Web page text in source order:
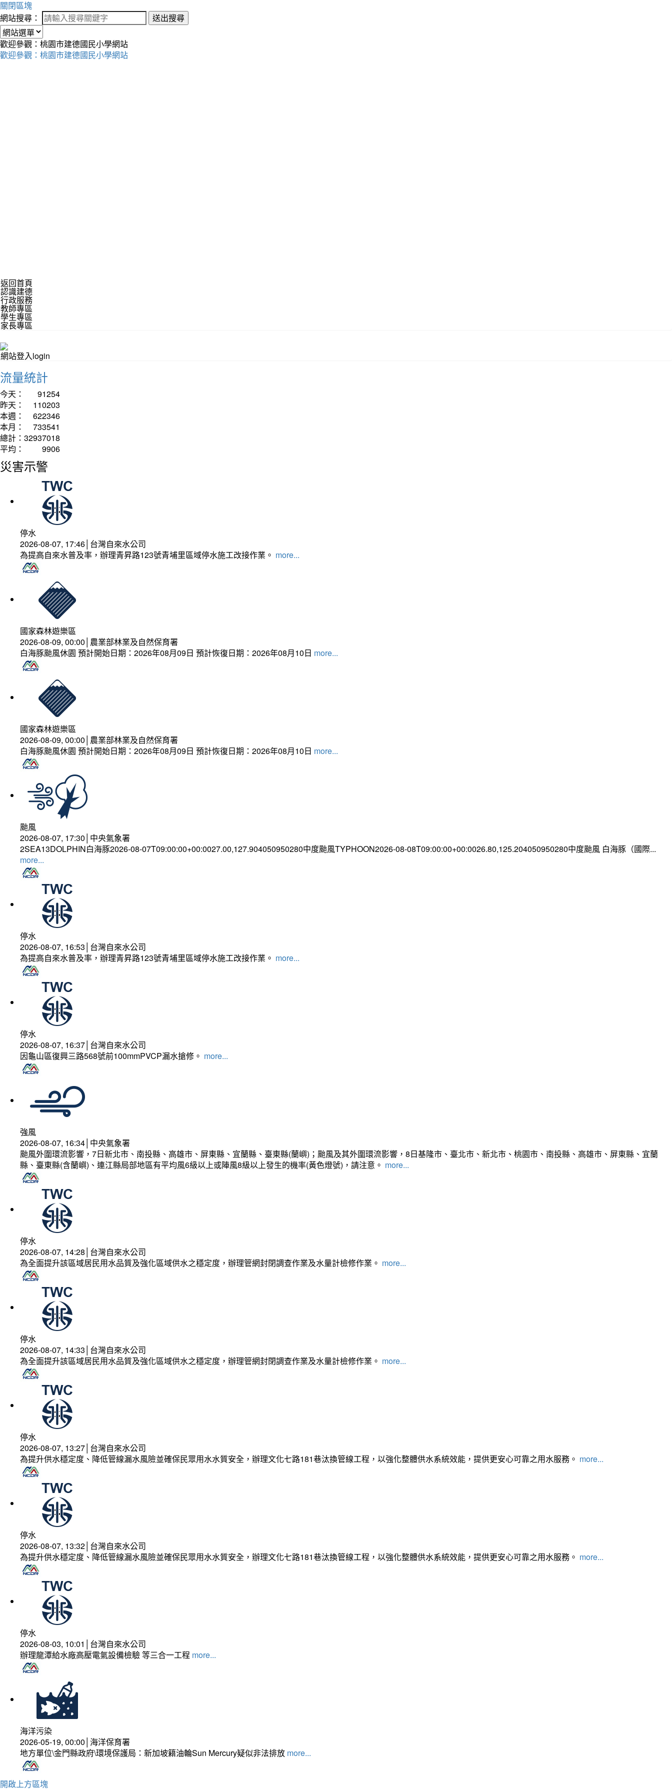
關閉區塊
網站搜尋：
送出搜尋
歡迎參觀：桃園市建德國民小學網站
歡迎參觀：桃園市建德國民小學網站
返回首頁
認識建德
行政服務
教師專區
學生專區
家長專區
網站登入login
流量統計
今天：
91254
昨天：
110203
本週：
622346
本月：
733541
總計： 32937018
平均：
9906
災害示警
停水
2026-08-07, 17:46│台灣自來水公司
為提高自來水普及率，辦理青昇路123號青埔里區域停水施工改接作業。 more...
國家森林遊樂區
2026-08-09, 00:00│農業部林業及自然保育署
白海豚颱風休園 預計開始日期：2026年08月09日 預計恢復日期：2026年08月10日 more...
國家森林遊樂區
2026-08-09, 00:00│農業部林業及自然保育署
白海豚颱風休園 預計開始日期：2026年08月09日 預計恢復日期：2026年08月10日 more...
颱風
2026-08-07, 17:30│中央氣象署
2SEA13DOLPHIN白海豚2026-08-07T09:00:00+00:0027.00,127.904050950280中度颱風TYPHOON2026-08-08T09:00:00+00:0026.80,125.204050950280中度颱風 白海豚（國際...
more...
停水
2026-08-07, 16:53│台灣自來水公司
為提高自來水普及率，辦理青昇路123號青埔里區域停水施工改接作業。 more...
停水
2026-08-07, 16:37│台灣自來水公司
因龜山區復興三路568號前100mmPVCP漏水搶修。 more...
強風
2026-08-07, 16:34│中央氣象署
颱風外圍環流影響，7日新北市、南投縣、高雄市、屏東縣、宜蘭縣、臺東縣(蘭嶼)；颱風及其外圍環流影響，8日基隆市、臺北市、新北市、桃園市、南投縣、高雄市、屏東縣、宜蘭
縣、臺東縣(含蘭嶼)、連江縣局部地區有平均風6級以上或陣風8級以上發生的機率(黃色燈號)，請注意。 more...
停水
2026-08-07, 14:28│台灣自來水公司
為全面提升該區域居民用水品質及強化區域供水之穩定度，辦理管網封閉調查作業及水量計檢修作業。 more...
停水
2026-08-07, 14:33│台灣自來水公司
為全面提升該區域居民用水品質及強化區域供水之穩定度，辦理管網封閉調查作業及水量計檢修作業。 more...
停水
2026-08-07, 13:27│台灣自來水公司
為提升供水穩定度、降低管線漏水風險並確保民眾用水水質安全，辦理文化七路181巷汰換管線工程，以強化整體供水系統效能，提供更安心可靠之用水服務。 more...
停水
2026-08-07, 13:32│台灣自來水公司
為提升供水穩定度、降低管線漏水風險並確保民眾用水水質安全，辦理文化七路181巷汰換管線工程，以強化整體供水系統效能，提供更安心可靠之用水服務。 more...
停水
2026-08-03, 10:01│台灣自來水公司
辦理龍潭給水廠高壓電氣設備檢驗 等三合一工程 more...
海洋污染
2026-05-19, 00:00│海洋保育署
地方單位\金門縣政府\環境保護局：新加坡籍油輪Sun Mercury疑似非法排放 more...
開啟上方區塊